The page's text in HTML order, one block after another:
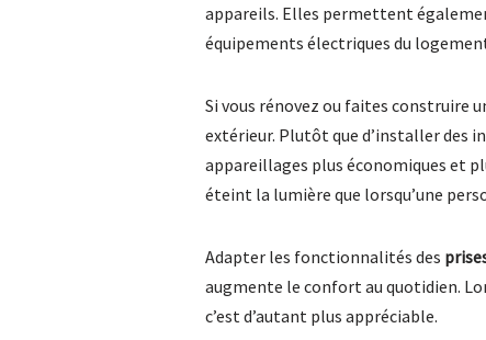
appareils. Elles permettent
équipements électriques du
Si vous rénovez ou faites construire
extérieur. Plutôt que d’installer des
appareillages plus économiques et
éteint la lumière que lorsqu’une
Adapter les fonctionnalités des
augmente le confort au quotidien.
c’est d’autant plus appréciable.